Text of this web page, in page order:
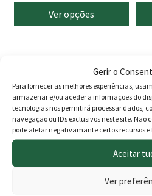
Gerir o
Para fornecer as melhores experiências,
armazenar e/ou aceder a informações do
tecnologias nos permitirá processar dados,
navegação ou IDs exclusivos neste site.
pode afetar negativamante certos recursos e
Aceitar
Ver
23.00
34.90
Ver opções
page
c/